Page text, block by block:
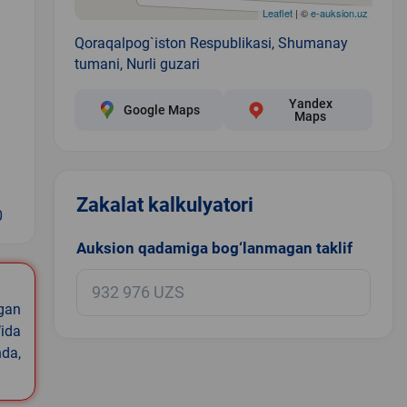
Leaflet| ©e-auksion.uz
Qoraqalpog`iston Respublikasi, Shumanay
tumani, Nurli guzari
Google Maps
Yandex
Maps
Zakalat kalkulyatori
Auksion qadamiga bog‘lanmagan taklif